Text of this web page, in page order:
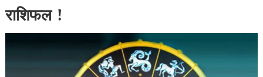
राशिफल !